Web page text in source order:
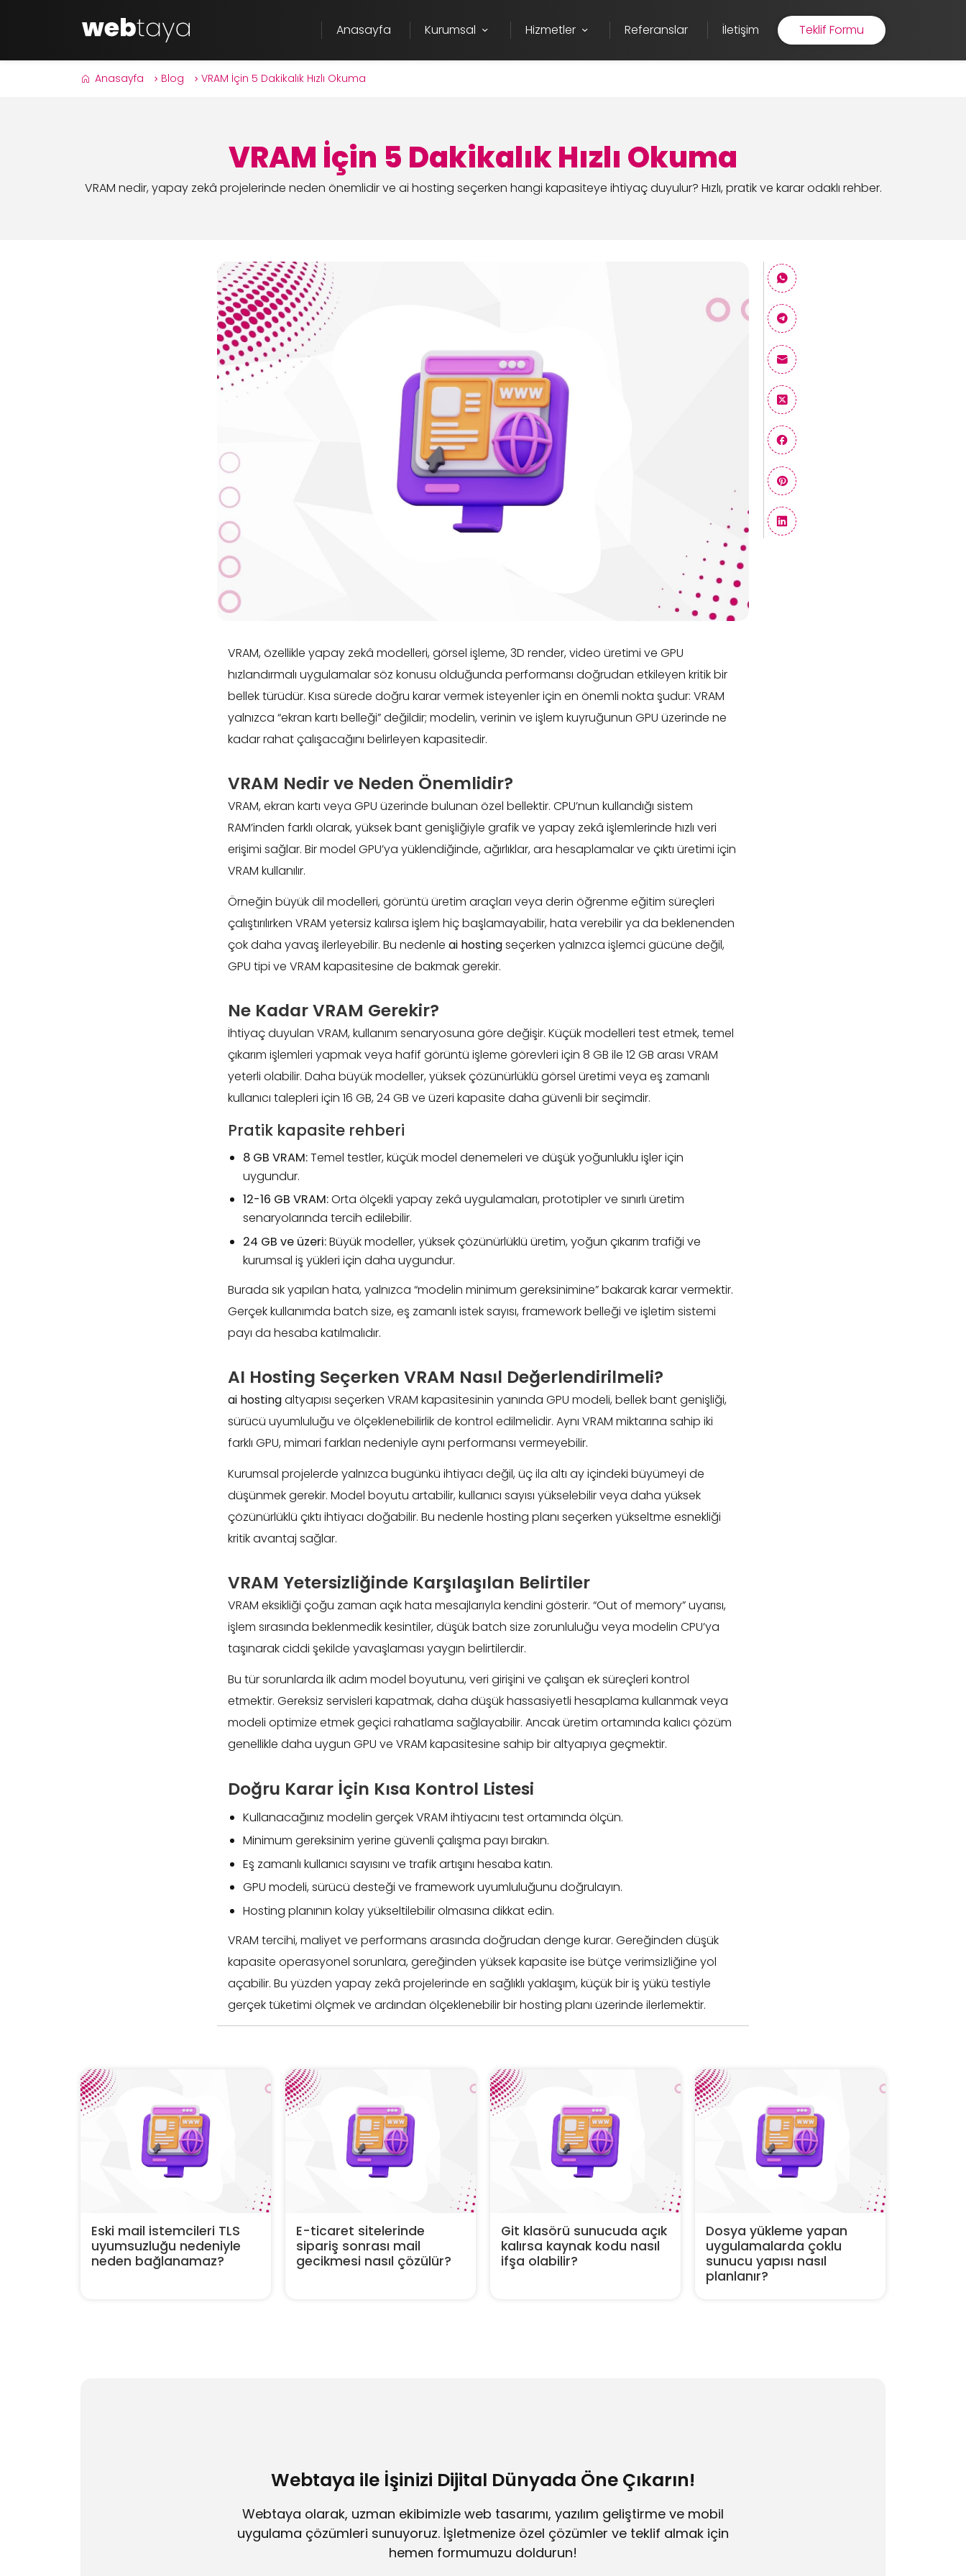
Anasayfa Kurumsal Hizmetler Referanslar İletişim Teklif Formu
Anasayfa Blog VRAM İçin 5 Dakikalık Hızlı Okuma
VRAM İçin 5 Dakikalık Hızlı Okuma
VRAM nedir, yapay zekâ projelerinde neden önemlidir ve ai hosting seçerken hangi kapasiteye ihtiyaç duyulur? Hızlı, pratik ve karar odaklı rehber.
VRAM, özellikle yapay zekâ modelleri, görsel işleme, 3D render, video üretimi ve GPU
hızlandırmalı uygulamalar söz konusu olduğunda performansı doğrudan etkileyen kritik bir
bellek türüdür. Kısa sürede doğru karar vermek isteyenler için en önemli nokta şudur: VRAM
yalnızca “ekran kartı belleği” değildir; modelin, verinin ve işlem kuyruğunun GPU üzerinde ne
kadar rahat çalışacağını belirleyen kapasitedir.
VRAM Nedir ve Neden Önemlidir?
VRAM, ekran kartı veya GPU üzerinde bulunan özel bellektir. CPU’nun kullandığı sistem
RAM’inden farklı olarak, yüksek bant genişliğiyle grafik ve yapay zekâ işlemlerinde hızlı veri
erişimi sağlar. Bir model GPU’ya yüklendiğinde, ağırlıklar, ara hesaplamalar ve çıktı üretimi için
VRAM kullanılır.
Örneğin büyük dil modelleri, görüntü üretim araçları veya derin öğrenme eğitim süreçleri
çalıştırılırken VRAM yetersiz kalırsa işlem hiç başlamayabilir, hata verebilir ya da beklenenden
çok daha yavaş ilerleyebilir. Bu nedenle ai hostingseçerken yalnızca işlemci gücüne değil,
GPU tipi ve VRAM kapasitesine de bakmak gerekir.
Ne Kadar VRAM Gerekir?
İhtiyaç duyulan VRAM, kullanım senaryosuna göre değişir. Küçük modelleri test etmek, temel
çıkarım işlemleri yapmak veya hafif görüntü işleme görevleri için 8 GB ile 12 GB arası VRAM
yeterli olabilir. Daha büyük modeller, yüksek çözünürlüklü görsel üretimi veya eş zamanlı
kullanıcı talepleri için 16 GB, 24 GB ve üzeri kapasite daha güvenli bir seçimdir.
Pratik kapasite rehberi
8 GB VRAM:Temel testler, küçük model denemeleri ve düşük yoğunluklu işler için
uygundur.
12-16 GB VRAM:Orta ölçekli yapay zekâ uygulamaları, prototipler ve sınırlı üretim
senaryolarında tercih edilebilir.
24 GB ve üzeri:Büyük modeller, yüksek çözünürlüklü üretim, yoğun çıkarım trafiği ve
kurumsal iş yükleri için daha uygundur.
Burada sık yapılan hata, yalnızca “modelin minimum gereksinimine” bakarak karar vermektir.
Gerçek kullanımda batch size, eş zamanlı istek sayısı, framework belleği ve işletim sistemi
payı da hesaba katılmalıdır.
AI Hosting Seçerken VRAM Nasıl Değerlendirilmeli?
ai hostingaltyapısı seçerken VRAM kapasitesinin yanında GPU modeli, bellek bant genişliği,
sürücü uyumluluğu ve ölçeklenebilirlik de kontrol edilmelidir. Aynı VRAM miktarına sahip iki
farklı GPU, mimari farkları nedeniyle aynı performansı vermeyebilir.
Kurumsal projelerde yalnızca bugünkü ihtiyacı değil, üç ila altı ay içindeki büyümeyi de
düşünmek gerekir. Model boyutu artabilir, kullanıcı sayısı yükselebilir veya daha yüksek
çözünürlüklü çıktı ihtiyacı doğabilir. Bu nedenle hosting planı seçerken yükseltme esnekliği
kritik avantaj sağlar.
VRAM Yetersizliğinde Karşılaşılan Belirtiler
VRAM eksikliği çoğu zaman açık hata mesajlarıyla kendini gösterir. “Out of memory” uyarısı,
işlem sırasında beklenmedik kesintiler, düşük batch size zorunluluğu veya modelin CPU’ya
taşınarak ciddi şekilde yavaşlaması yaygın belirtilerdir.
Bu tür sorunlarda ilk adım model boyutunu, veri girişini ve çalışan ek süreçleri kontrol
etmektir. Gereksiz servisleri kapatmak, daha düşük hassasiyetli hesaplama kullanmak veya
modeli optimize etmek geçici rahatlama sağlayabilir. Ancak üretim ortamında kalıcı çözüm
genellikle daha uygun GPU ve VRAM kapasitesine sahip bir altyapıya geçmektir.
Doğru Karar İçin Kısa Kontrol Listesi
Kullanacağınız modelin gerçek VRAM ihtiyacını test ortamında ölçün.
Minimum gereksinim yerine güvenli çalışma payı bırakın.
Eş zamanlı kullanıcı sayısını ve trafik artışını hesaba katın.
GPU modeli, sürücü desteği ve framework uyumluluğunu doğrulayın.
Hosting planının kolay yükseltilebilir olmasına dikkat edin.
VRAM tercihi, maliyet ve performans arasında doğrudan denge kurar. Gereğinden düşük
kapasite operasyonel sorunlara, gereğinden yüksek kapasite ise bütçe verimsizliğine yol
açabilir. Bu yüzden yapay zekâ projelerinde en sağlıklı yaklaşım, küçük bir iş yükü testiyle
gerçek tüketimi ölçmek ve ardından ölçeklenebilir bir hosting planı üzerinde ilerlemektir.
Eski mail istemcileri TLS
uyumsuzluğu nedeniyle
neden bağlanamaz?
E-ticaret sitelerinde
sipariş sonrası mail
gecikmesi nasıl çözülür?
Git klasörü sunucuda açık
kalırsa kaynak kodu nasıl
ifşa olabilir?
Dosya yükleme yapan
uygulamalarda çoklu
sunucu yapısı nasıl
planlanır?
Webtaya ile İşinizi Dijital Dünyada Öne Çıkarın!
Webtaya olarak, uzman ekibimizle web tasarımı, yazılım geliştirme ve mobil
uygulama çözümleri sunuyoruz. İşletmenize özel çözümler ve teklif almak için
hemen formumuzu doldurun!